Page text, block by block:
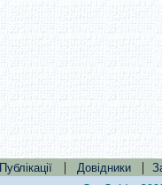
Публікації | Довідники |